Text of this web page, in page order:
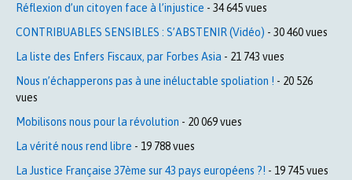
Réflexion d’un citoyen face à l’injustice - 34 645 vues
CONTRIBUABLES SENSIBLES : S’ABSTENIR (Vidéo) - 30 460 vues
La liste des Enfers Fiscaux, par Forbes Asia - 21 743 vues
Nous n’échapperons pas à une inéluctable spoliation ! - 20 526
vues
Mobilisons nous pour la révolution - 20 069 vues
La vérité nous rend libre - 19 788 vues
La Justice Française 37ème sur 43 pays européens ?! - 19 745 vues